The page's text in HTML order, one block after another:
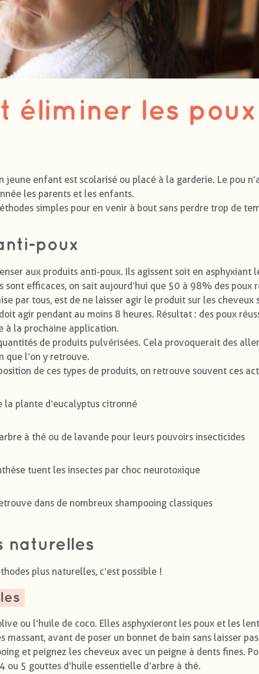
éliminer les
jeune enfant est scolarisé ou placé à la garderie. Le pou
les parents et les enfants.
simples pour en venir à bout sans perdre trop de
poux
aux produits anti-poux. Ils agissent soit en asphyxiant
sont efficaces, on sait aujourd’hui que 50 à 98% des poux
par tous, est de ne laisser agir le produit sur les
agir pendant au moins 8 heures. Résultat : des poux
à la prochaine application.
de produits pulvérisées. Cela provoquerait des
que l’on y retrouve.
de ces types de produits, on retrouve souvent ces
plante d’eucalyptus citronné
à thé ou de lavande pour leurs pouvoirs insecticides
tuent les insectes par choc neurotoxique
dans de nombreux shampooing classiques
naturelles
plus naturelles, c’est possible !
ou l’huile de coco. Elles asphyxieront les poux et les
avant de poser un bonnet de bain sans laisser
et peignez les cheveux avec un peigne à dents fines.
ou 5 gouttes d’huile essentielle d’arbre à thé.